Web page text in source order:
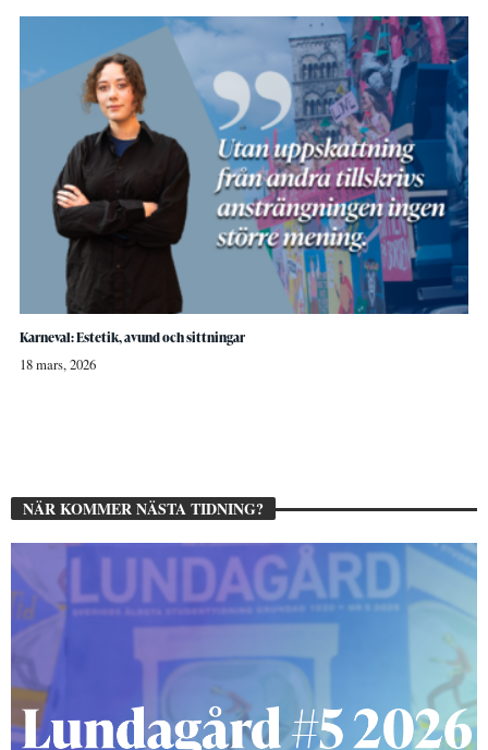
Karneval: Estetik, avund och sittningar
18 mars, 2026
NÄR KOMMER NÄSTA TIDNING?